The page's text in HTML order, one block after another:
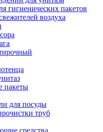
гигиенических пакетов
воздуха
пакеты
для посуды
труб
средства